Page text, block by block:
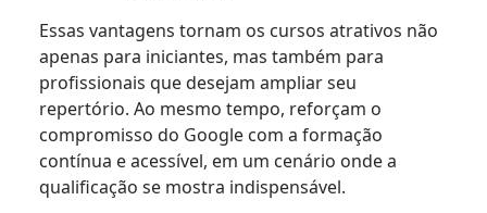
Essas vantagens tornam os cursos atrativos não
apenas para iniciantes, mas também para
profissionais que desejam ampliar seu
repertório. Ao mesmo tempo, reforçam o
compromisso do Google com a formação
contínua e acessível, em um cenário onde a
qualificação se mostra indispensável.